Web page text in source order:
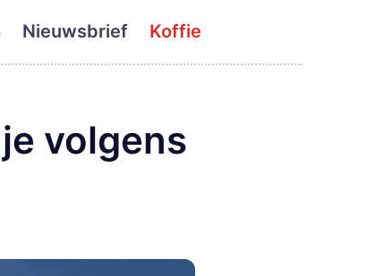
Nieuwsbrief Koffie
volgens